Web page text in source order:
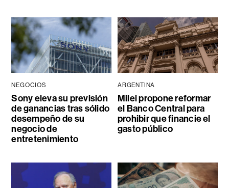
NEGOCIOS
Sony eleva su previsión
de ganancias tras sólido
desempeño de su
negocio de
entretenimiento
ARGENTINA
Milei propone reformar
el Banco Central para
prohibir que financie el
gasto público